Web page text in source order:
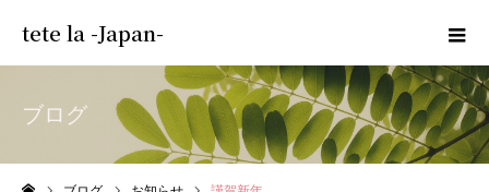
tete la -Japan-
ブログ